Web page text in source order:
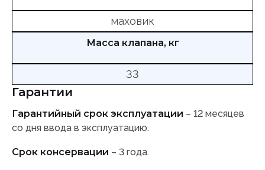
маховик
Масса клапана, кг
33
Гарантии
Гарантийный срок эксплуатации – 12 месяцев
со дня ввода в эксплуатацию.
Срок консервации – 3 года.